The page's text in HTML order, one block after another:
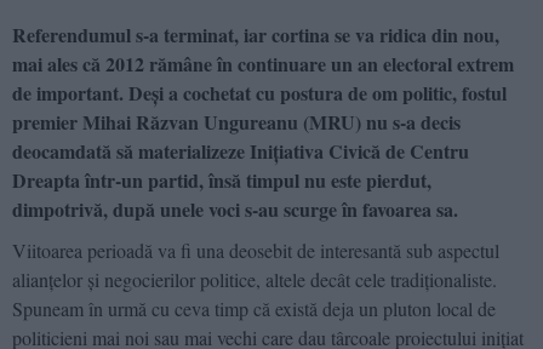
Referendumul s-a terminat, iar cortina se va ridica din nou,
mai ales că 2012 rămâne în continuare un an electoral extrem
de important. Deşi a cochetat cu postura de om politic, fostul
premier Mihai Răzvan Ungureanu (MRU) nu s-a decis
deocamdată să materializeze Iniţiativa Civică de Centru
Dreapta într-un partid, însă timpul nu este pierdut,
dimpotrivă, după unele voci s-au scurge în favoarea sa.
Viitoarea perioadă va fi una deosebit de interesantă sub aspectul
alianţelor şi negocierilor politice, altele decât cele tradiţionaliste.
Spuneam în urmă cu ceva timp că există deja un pluton local de
politicieni mai noi sau mai vechi care dau târcoale proiectului iniţiat